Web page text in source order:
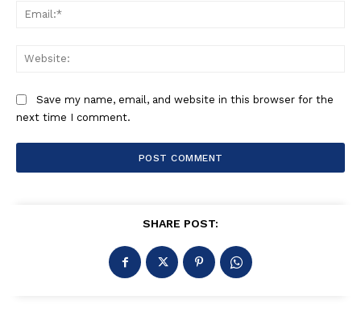
Save my name, email, and website in this browser for the
next time I comment.
SHARE POST: